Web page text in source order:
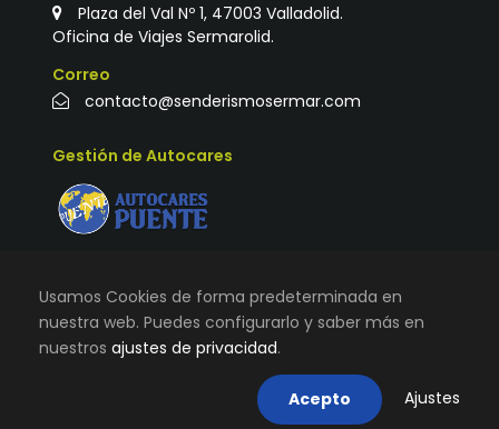
Plaza del Val Nº 1, 47003 Valladolid.
Oficina de Viajes Sermarolid.
Correo
contacto@senderismosermar.com
Gestión de Autocares
AVISO LEGAL, TÉRMINOS Y CONDICIONES DE
POLÍTICA DE COOKIES CONTACTO
Usamos Cookies de forma predeterminada en
nuestra web. Puedes configurarlo y saber más en
nuestros ajustes de privacidad.
Acepto Ajustes